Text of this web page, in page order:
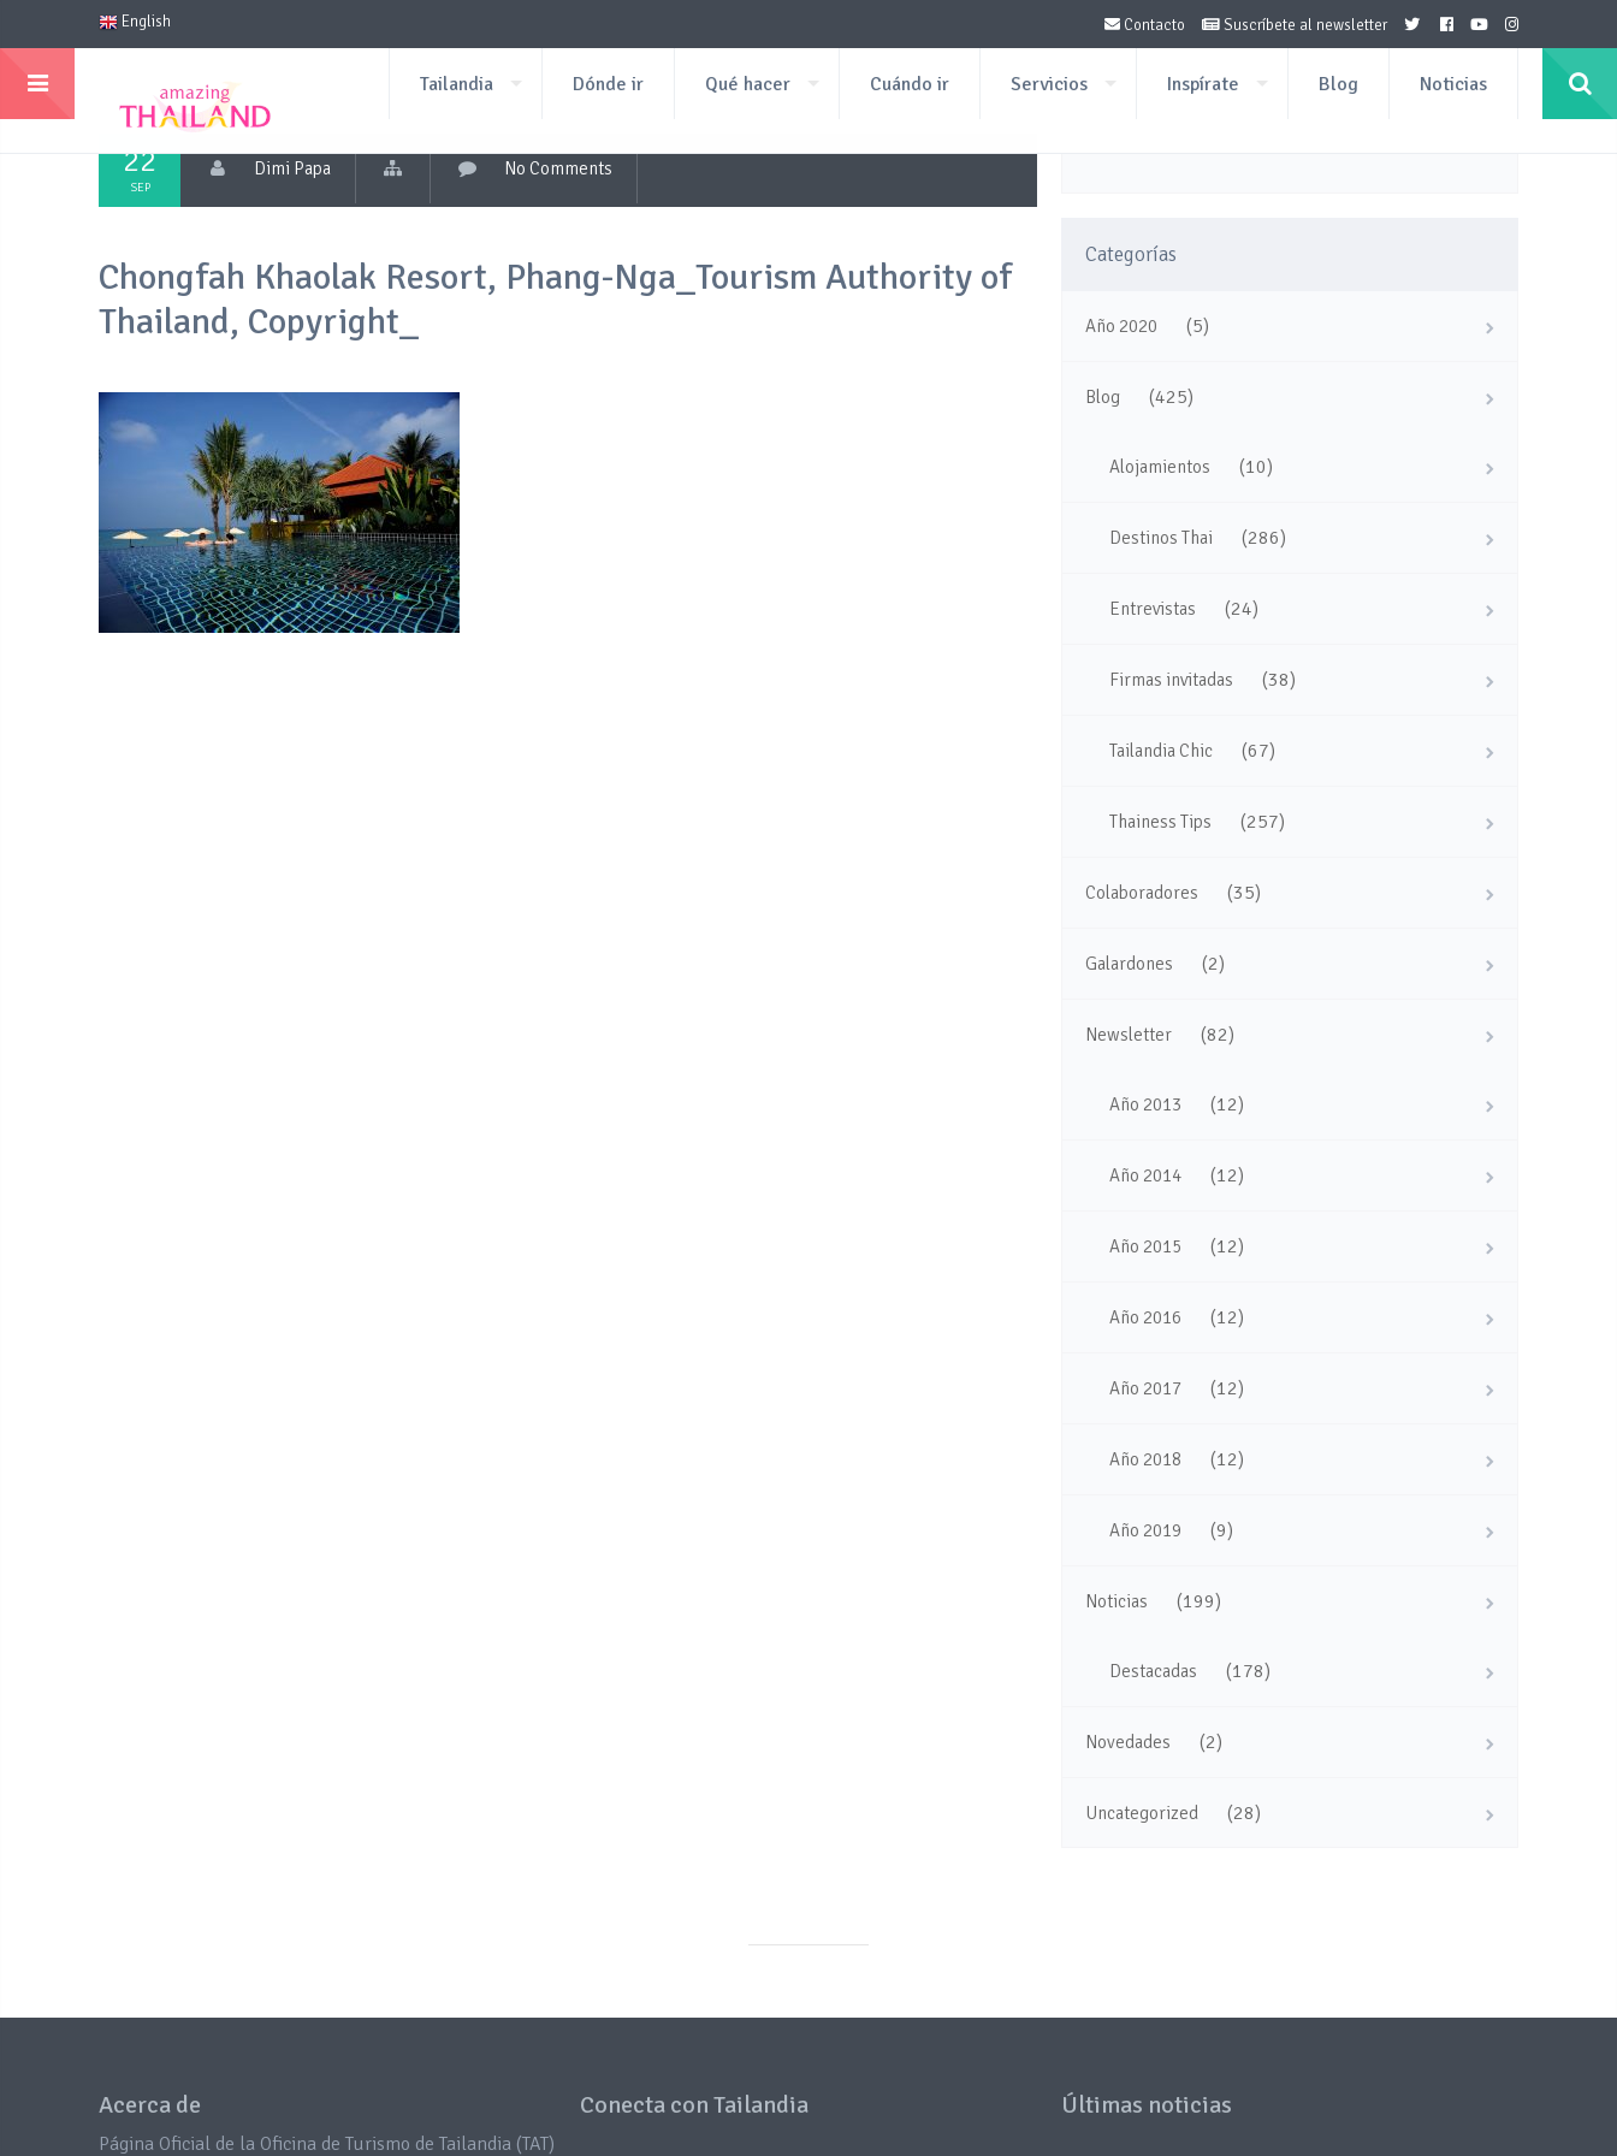
English Contacto Suscríbete al newsletter
Tailandia Dónde ir Qué hacer Cuándo ir Servicios Inspírate Blog Noticias
22
SEP
Dimi Papa No Comments
Chongfah Khaolak Resort, Phang-Nga_Tourism Authority of
Thailand, Copyright_
Categorías
Año 2020 (5)
Blog (425)
Alojamientos (10)
Destinos Thai (286)
Entrevistas (24)
Firmas invitadas (38)
Tailandia Chic (67)
Thainess Tips (257)
Colaboradores (35)
Galardones (2)
Newsletter (82)
Año 2013 (12)
Año 2014 (12)
Año 2015 (12)
Año 2016 (12)
Año 2017 (12)
Año 2018 (12)
Año 2019 (9)
Noticias (199)
Destacadas (178)
Novedades (2)
Uncategorized (28)
Acerca de
Página Oficial de la Oficina de Turismo de Tailandia (TAT)
Conecta con Tailandia Últimas noticias